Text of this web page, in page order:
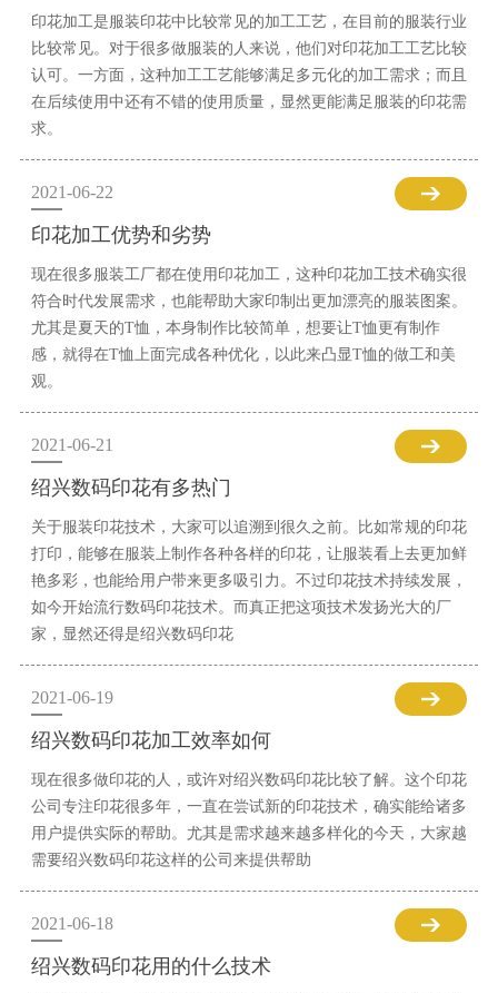
印花加工是服装印花中比较常见的加工工艺，在目前的服装行业
比较常见。对于很多做服装的人来说，他们对印花加工工艺比较
认可。一方面，这种加工工艺能够满足多元化的加工需求；而且
在后续使用中还有不错的使用质量，显然更能满足服装的印花需
求。
2021-06-22
印花加工优势和劣势
现在很多服装工厂都在使用印花加工，这种印花加工技术确实很
符合时代发展需求，也能帮助大家印制出更加漂亮的服装图案。
尤其是夏天的T恤，本身制作比较简单，想要让T恤更有制作
感，就得在T恤上面完成各种优化，以此来凸显T恤的做工和美
观。
2021-06-21
绍兴数码印花有多热门
关于服装印花技术，大家可以追溯到很久之前。比如常规的印花
打印，能够在服装上制作各种各样的印花，让服装看上去更加鲜
艳多彩，也能给用户带来更多吸引力。不过印花技术持续发展，
如今开始流行数码印花技术。而真正把这项技术发扬光大的厂
家，显然还得是绍兴数码印花
2021-06-19
绍兴数码印花加工效率如何
现在很多做印花的人，或许对绍兴数码印花比较了解。这个印花
公司专注印花很多年，一直在尝试新的印花技术，确实能给诸多
用户提供实际的帮助。尤其是需求越来越多样化的今天，大家越
需要绍兴数码印花这样的公司来提供帮助
2021-06-18
绍兴数码印花用的什么技术